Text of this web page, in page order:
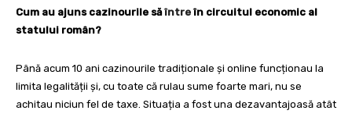
Cum au ajuns cazinourile săîntreîn circuitul economic al
statului român?
Până acum 10 ani cazinourile tradiționale și online funcționau la
limita legalității și, cu toate că rulau sume foarte mari, nu se
achitau niciun fel de taxe. Situația a fost una dezavantajoasă atât